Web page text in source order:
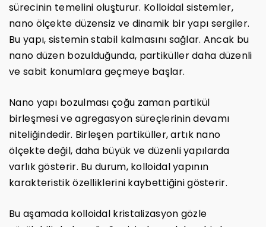
sürecinin temelini oluşturur. Kolloidal sistemler,
nano ölçekte düzensiz ve dinamik bir yapı sergiler.
Bu yapı, sistemin stabil kalmasını sağlar. Ancak bu
nano düzen bozulduğunda, partiküller daha düzenli
ve sabit konumlara geçmeye başlar.
Nano yapı bozulması çoğu zaman partikül
birleşmesi ve agregasyon süreçlerinin devamı
niteliğindedir. Birleşen partiküller, artık nano
ölçekte değil, daha büyük ve düzenli yapılarda
varlık gösterir. Bu durum, kolloidal yapının
karakteristik özelliklerini kaybettiğini gösterir.
Bu aşamada kolloidal kristalizasyon gözle